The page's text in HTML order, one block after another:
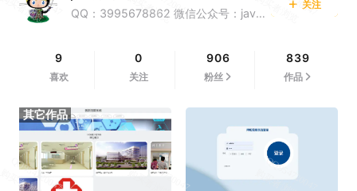
QQ：3995678862 微信公众号：java源码集合
关注
9
喜欢
0
关注
906
粉丝
839
作品